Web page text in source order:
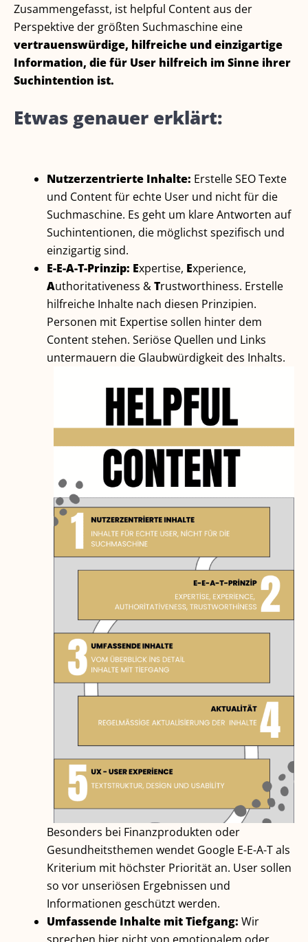
Zusammengefasst, ist helpful Content aus der
Perspektive der größten Suchmaschine eine
vertrauenswürdige, hilfreiche und einzigartige
Information, die für User hilfreich im Sinne ihrer
Suchintention ist.
Etwas genauer erklärt:
Nutzerzentrierte Inhalte: Erstelle SEO Texte
und Content für echte User und nicht für die
Suchmaschine. Es geht um klare Antworten auf
Suchintentionen, die möglichst spezifisch und
einzigartig sind.
E-E-A-T-Prinzip: Expertise, Experience,
Authoritativeness &Trustworthiness. Erstelle
hilfreiche Inhalte nach diesen Prinzipien.
Personen mit Expertise sollen hinter dem
Content stehen. Seriöse Quellen und Links
untermauern die Glaubwürdigkeit des Inhalts.
Besonders bei Finanzprodukten oder
Gesundheitsthemen wendet Google E-E-A-T als
Kriterium mit höchster Priorität an. User sollen
so vor unseriösen Ergebnissen und
Informationen geschützt werden.
Umfassende Inhalte mit Tiefgang: Wir